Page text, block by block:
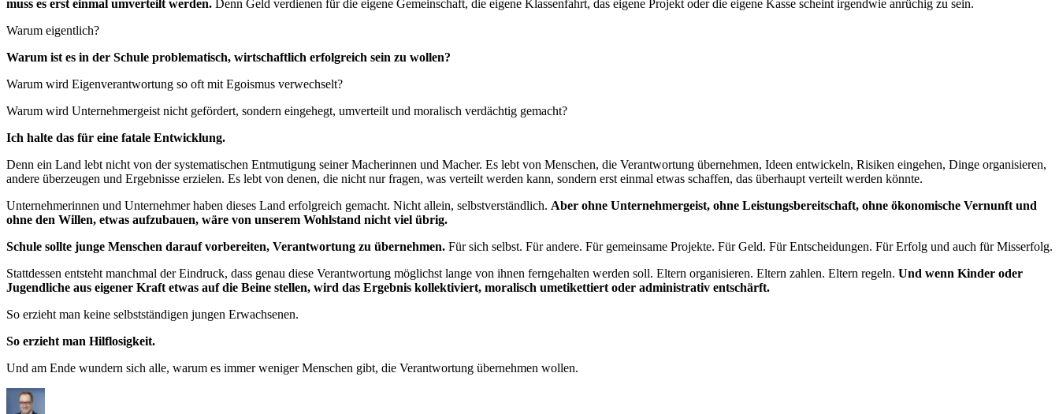
muss es erst einmal umverteilt werden. Denn Geld verdienen für die eigene Gemeinschaft, die eigene Klassenfahrt, das eigene Projekt oder die eigene Kasse scheint irgendwie anrüchig zu sein.
Warum eigentlich?
Warum ist es in der Schule problematisch, wirtschaftlich erfolgreich sein zu wollen?
Warum wird Eigenverantwortung so oft mit Egoismus verwechselt?
Warum wird Unternehmergeist nicht gefördert, sondern eingehegt, umverteilt und moralisch verdächtig gemacht?
Ich halte das für eine fatale Entwicklung.
Denn ein Land lebt nicht von der systematischen Entmutigung seiner Macherinnen und Macher. Es lebt von Menschen, die Verantwortung übernehmen, Ideen entwickeln, Risiken eingehen, Dinge organisieren,
andere überzeugen und Ergebnisse erzielen. Es lebt von denen, die nicht nur fragen, was verteilt werden kann, sondern erst einmal etwas schaffen, das überhaupt verteilt werden könnte.
Unternehmerinnen und Unternehmer haben dieses Land erfolgreich gemacht. Nicht allein, selbstverständlich. Aber ohne Unternehmergeist, ohne Leistungsbereitschaft, ohne ökonomische Vernunft und
ohne den Willen, etwas aufzubauen, wäre von unserem Wohlstand nicht viel übrig.
Schule sollte junge Menschen darauf vorbereiten, Verantwortung zu übernehmen. Für sich selbst. Für andere. Für gemeinsame Projekte. Für Geld. Für Entscheidungen. Für Erfolg und auch für Misserfolg.
Stattdessen entsteht manchmal der Eindruck, dass genau diese Verantwortung möglichst lange von ihnen ferngehalten werden soll. Eltern organisieren. Eltern zahlen. Eltern regeln. Und wenn Kinder oder
Jugendliche aus eigener Kraft etwas auf die Beine stellen, wird das Ergebnis kollektiviert, moralisch umetikettiert oder administrativ entschärft.
So erzieht man keine selbstständigen jungen Erwachsenen.
So erzieht man Hilflosigkeit.
Und am Ende wundern sich alle, warum es immer weniger Menschen gibt, die Verantwortung übernehmen wollen.
Autor